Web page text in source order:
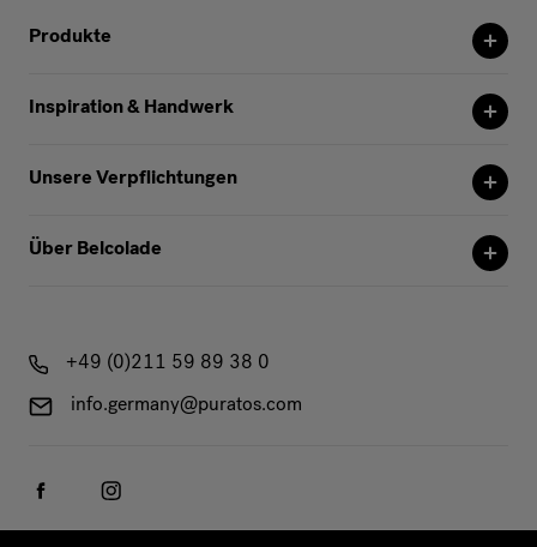
Produkte
Inspiration & Handwerk
Unsere Verpflichtungen
Über Belcolade
+49 (0)211 59 89 38 0
info.germany@puratos.com